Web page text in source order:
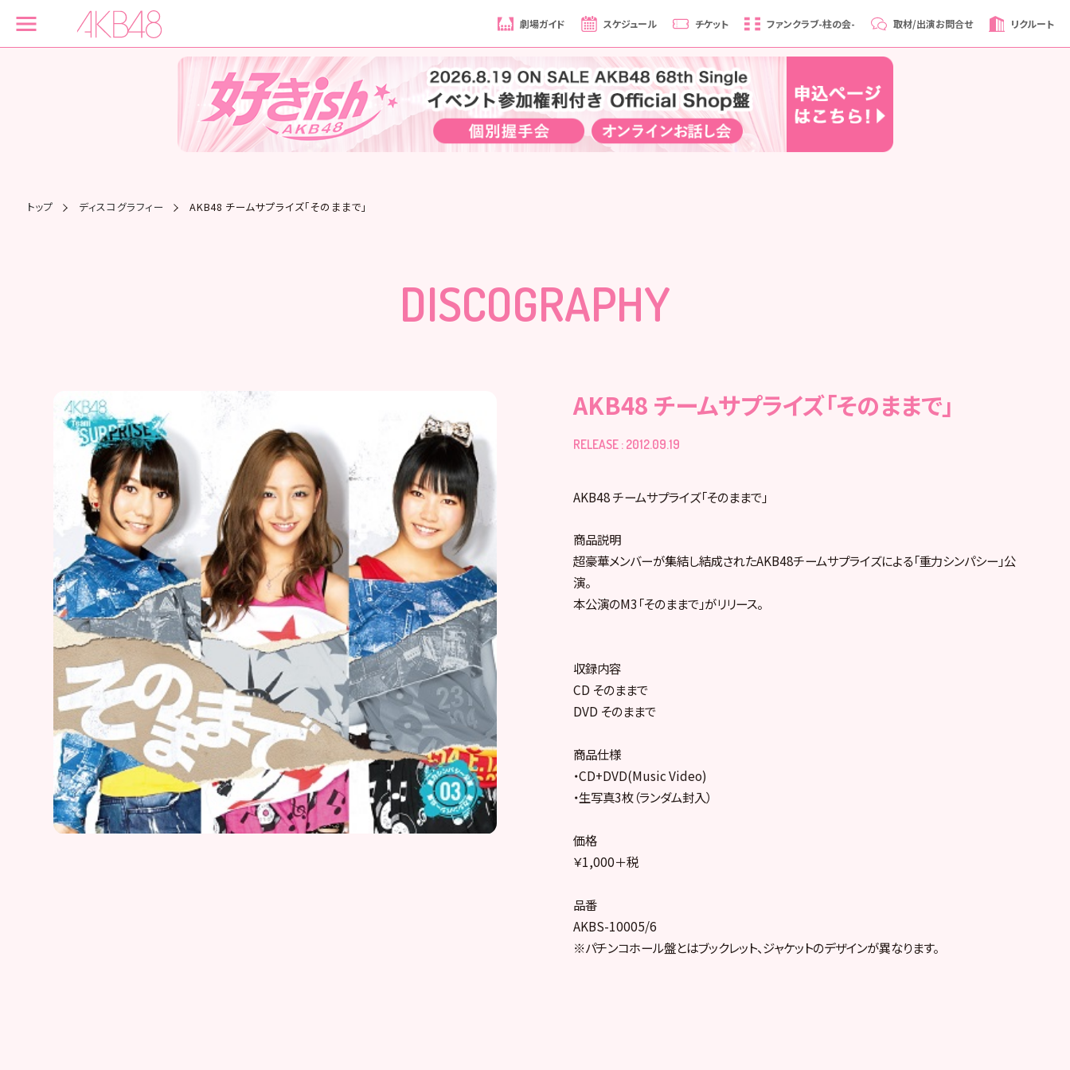
劇場ガイド スケジュール チケット ファンクラブ-柱の会- 取材/出演お問合せ リクルート
トップ ディスコグラフィー AKB48 チームサプライズ「そのままで」
DISCOGRAPHY
AKB48 チームサプライズ「そのままで」
RELEASE : 2012.09.19
AKB48 チームサプライズ「そのままで」
商品説明
超豪華メンバーが集結し結成されたAKB48チームサプライズによる「重力シンパシー」公
演。
本公演のM3「そのままで」がリリース。
収録内容
CD そのままで
DVD そのままで
商品仕様
・CD+DVD(Music Video)
・生写真3枚（ランダム封入）
価格
￥1,000＋税
品番
AKBS-10005/6
※パチンコホール盤とはブックレット、ジャケットのデザインが異なります。